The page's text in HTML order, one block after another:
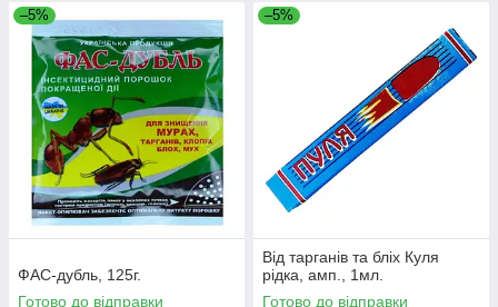
–5%
ФАС-дубль, 125г.
Готово до відправки
–5%
Від тарганів та бліх Куля
рідка, амп., 1мл.
Готово до відправки